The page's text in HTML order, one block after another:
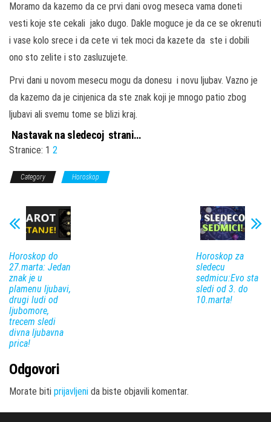
Moramo da kazemo da ce prvi dani ovog meseca vama doneti
vesti koje ste cekali jako dugo. Dakle moguce je da ce se okrenuti
i vase kolo srece i da cete vi tek moci da kazete da ste i dobili
ono sto zelite i sto zasluzujete.
Prvi dani u novom mesecu mogu da donesu i novu ljubav. Vazno je
da kazemo da je cinjenica da ste znak koji je mnogo patio zbog
ljubavi ali svemu tome se blizi kraj.
Nastavak na sledecoj strani…
Stranice: 1 2
Category Horoskop
Horoskop do
27.marta: Jedan
znak je u
plamenu ljubavi,
drugi ludi od
ljubomore,
trecem sledi
divna ljubavna
prica!
Horoskop za
sledecu
sedmicu:Evo sta
sledi od 3. do
10.marta!
Odgovori
Morate biti prijavljeni da biste objavili komentar.